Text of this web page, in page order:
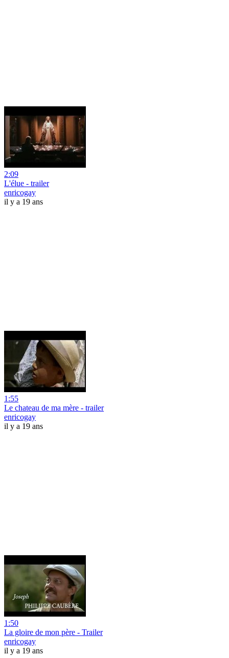
2:09
L'élue - trailer
enricogay
il y a 19 ans
1:55
Le chateau de ma mère - trailer
enricogay
il y a 19 ans
1:50
La gloire de mon père - Trailer
enricogay
il y a 19 ans